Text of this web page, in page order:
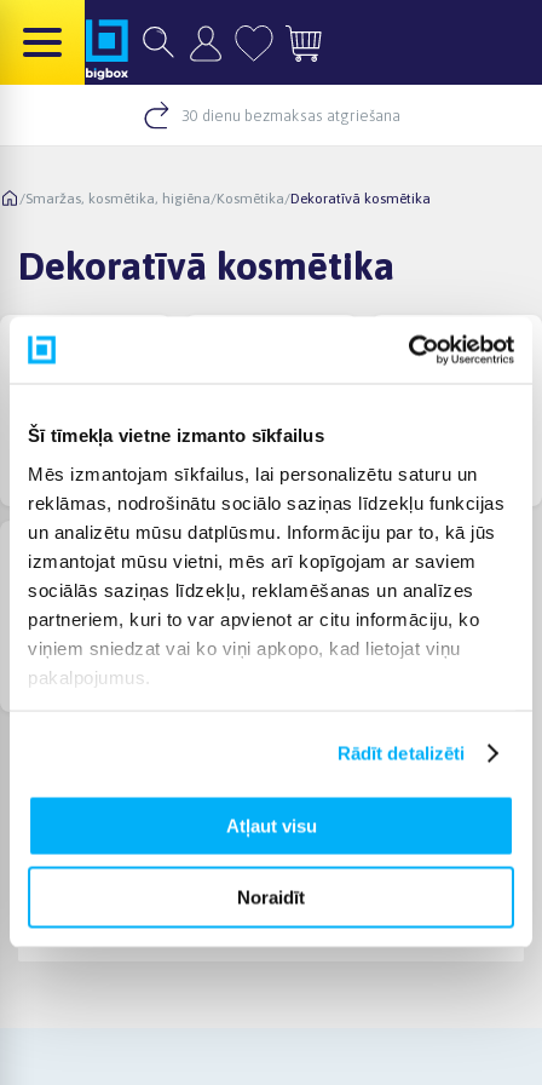
Šī tīmekļa vietne izmanto sīkfailus
Mēs izmantojam sīkfailus, lai personalizētu saturu un
reklāmas, nodrošinātu sociālo saziņas līdzekļu funkcijas
un analizētu mūsu datplūsmu. Informāciju par to, kā jūs
izmantojat mūsu vietni, mēs arī kopīgojam ar saviem
sociālās saziņas līdzekļu, reklamēšanas un analīzes
partneriem, kuri to var apvienot ar citu informāciju, ko
viņiem sniedzat vai ko viņi apkopo, kad lietojat viņu
pakalpojumus.
Rādīt detalizēti
Atļaut visu
Noraidīt
30 dienu bezmaksas atgriešana
/Smaržas, kosmētika, higiēna/Kosmētika/Dekoratīvā kosmētika
Dekoratīvā kosmētika
Dekoratīvā kosmētika
sejai
Dekoratīvā kosmētika
lūpām
Dekoratīvā kosmētika
acīm
Dekoratīvā kosmētika
nagiem
Pircēju atsauksmes par precēm
Madara B.
M